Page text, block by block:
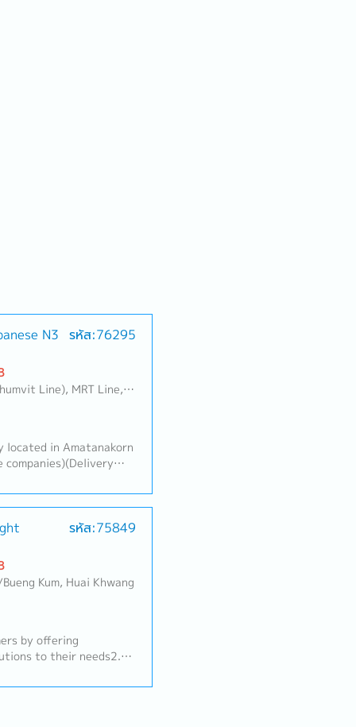
N3
รหัส:76295
Srinakarin - Pattanakarn - Pravet, Bangna, All Airport Link Lines, Ramkhamhaeng/Bangkapi/Bueng Kum, Talingchan-Pinklao, Phutthamonthon - Nakhon Pathom, Samutprakarn, Pathumthani
in Amatanakorn
companies)(Delivery
Acquisition- Prepare
office- Provide training
- Support Salesรหัส:75849
Kum, Huai Khwang
by offering
to their needs2.
update, and maintain